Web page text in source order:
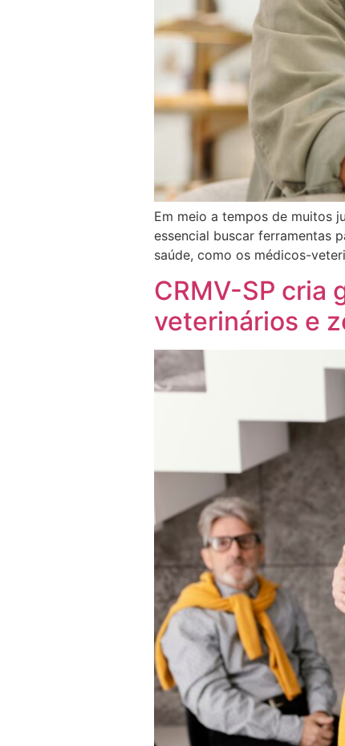
Em meio a tempos de muitos
essencial buscar ferramentas
saúde, como os médicos-
CRMV-SP cria
veterinários e